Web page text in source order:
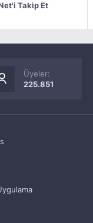
Takip Et
Üyeler:
225.851